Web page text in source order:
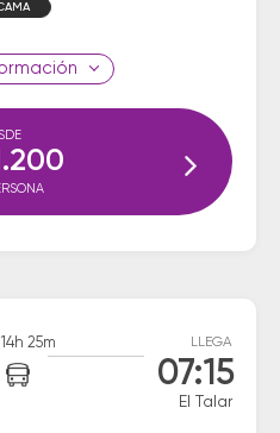
14h 25m LLEGA
07:15
El Talar